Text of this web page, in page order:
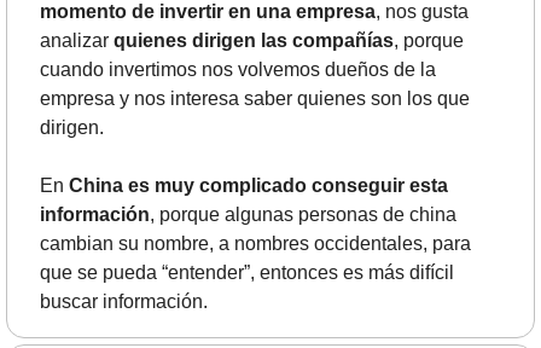
momento de invertir en una empresa, nos gusta
analizar quienes dirigen las compañías, porque
cuando invertimos nos volvemos dueños de la
empresa y nos interesa saber quienes son los que
dirigen.
En China es muy complicado conseguir esta
información, porque algunas personas de china
cambian su nombre, a nombres occidentales, para
que se pueda “entender”, entonces es más difícil
buscar información.